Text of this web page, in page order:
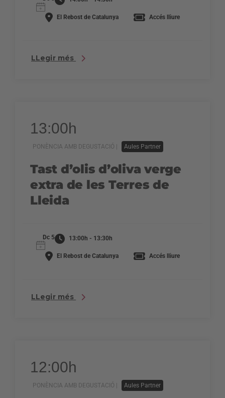
El Rebost de Catalunya Accés lliure
LLegir més
13:00h
PONÈNCIA AMB DEGUSTACIÓ | Aules Partner
Tast d’olis d’oliva verge
extra de les Terres de
Lleida
Dc 5 13:00h - 13:30h
El Rebost de Catalunya Accés lliure
LLegir més
12:00h
PONÈNCIA AMB DEGUSTACIÓ | Aules Partner